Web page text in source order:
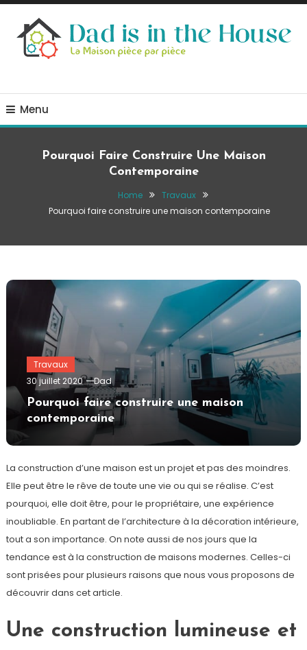
Skip
Content
Menu
Pourquoi Faire Construire Une Maison
Contemporaine
Home
Travaux
Pourquoi faire construire une maison contemporaine
Travaux
30 juillet 2020
Dad
Pourquoi faire construire une maison
contemporaine
La construction d’une maison est un projet et pas des moindres.
Elle peut être le rêve de toute une vie ou qui se réalise. C’est
pourquoi, elle doit être, pour le propriétaire, une expérience
inoubliable. En partant de l’architecture à la décoration intérieure,
tout a son importance. On note aussi de nos jours que la
tendance est à la construction de maisons modernes. Celles-ci
sont prisées pour plusieurs raisons que nous vous proposons de
découvrir dans cet article.
Une construction lumineuse et